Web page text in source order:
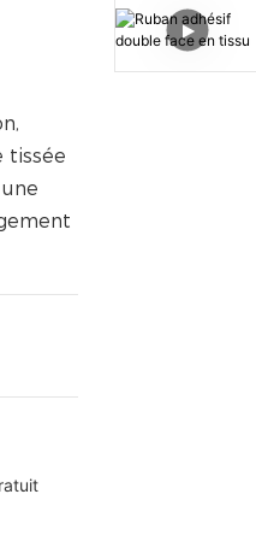
tissée